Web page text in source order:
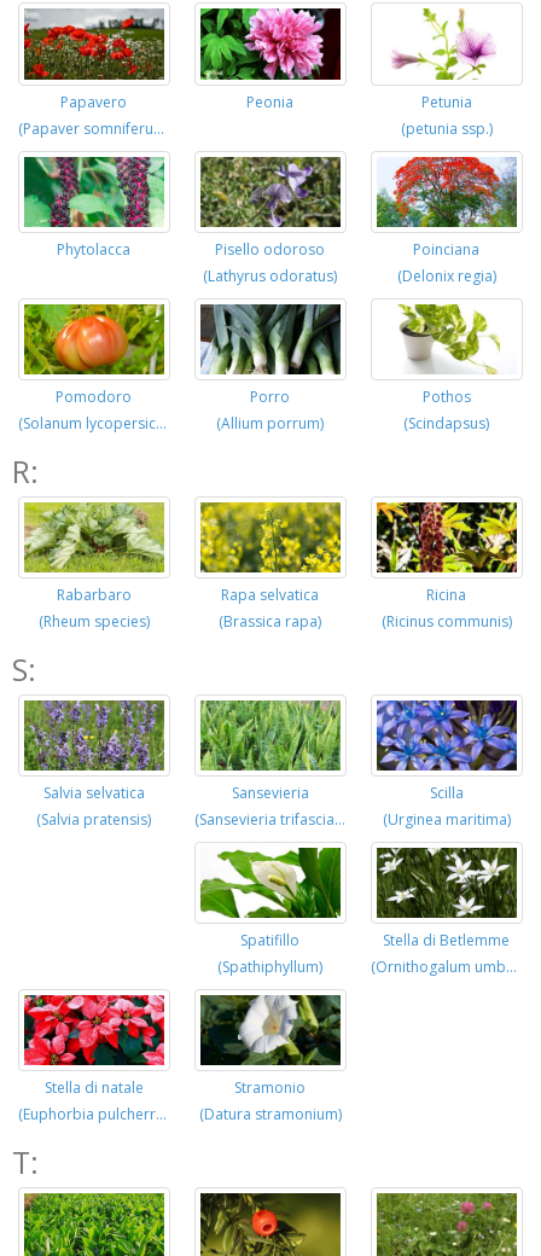
Papavero
(Papaver somniferum)
Peonia
Petunia
(petunia ssp.)
Phytolacca
Pisello odoroso
(Lathyrus odoratus)
Poinciana
(Delonix regia)
Pomodoro
(Solanum lycopersicum)
Porro
(Allium porrum)
Pothos
(Scindapsus)
R:
Rabarbaro
(Rheum species)
Rapa selvatica
(Brassica rapa)
Ricina
(Ricinus communis)
S:
Salvia selvatica
(Salvia pratensis)
Sansevieria
(Sansevieria trifasciata)
Scilla
(Urginea maritima)
Spatifillo
(Spathiphyllum)
Stella di Betlemme
(Ornithogalum umbellatum)
Stella di natale
(Euphorbia pulcherrima)
Stramonio
(Datura stramonium)
T: